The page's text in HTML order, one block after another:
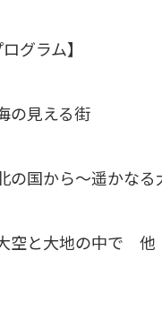
ログラム】
の見える街
の国から～遥かな
空と大地の中で 他